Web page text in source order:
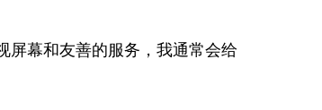
屏幕和友善的服务，我通常会给